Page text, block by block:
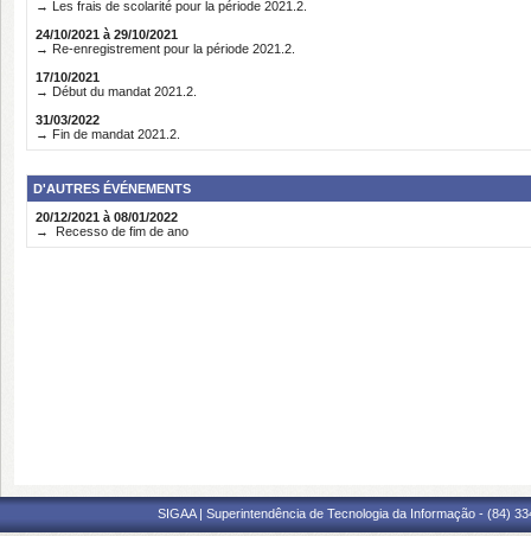
→ Les frais de scolarité pour la période 2021.2.
24/10/2021 à 29/10/2021
→ Re-enregistrement pour la période 2021.2.
17/10/2021
→ Début du mandat 2021.2.
31/03/2022
→ Fin de mandat 2021.2.
D'AUTRES ÉVÉNEMENTS
20/12/2021 à 08/01/2022
→ Recesso de fim de ano
SIGAA | Superintendência de Tecnologia da Informação - (84)